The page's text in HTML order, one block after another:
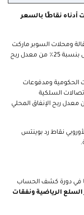
أدناه نقاطًا بالسعر
ومحلات السوبر ماركت
ومطاعم الوجبات السريعة نقاط رد بوينتس بنسبة 25٪ من معدل ربح
الحكومية ومدفوعات
السلكية
نقاط رد بوينتس بنسبة 10٪ من معدل ربح الإنفاق المحلي
نقاط رد بوينتس
في دورة كشف الحساب
السلع الرياضية ونفقات